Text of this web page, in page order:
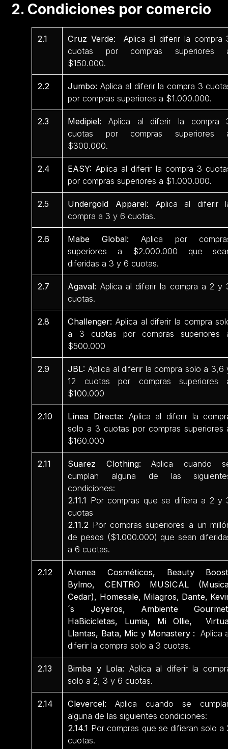
2. Condiciones por comercio
2.1 Cruz Verde: Aplica al diferir la compra
cuotas por compras superiores
$150.000.
2.2 Jumbo:Aplica al diferir la compra 3
por compras superiores a $1.000.000.
2.3 Medipiel: Aplica al diferir la compra
cuotas por compras superiores
$300.000.
2.4 EASY: Aplica al diferir la compra 3
por compras superiores a $1.000.000.
2.5 Undergold Apparel: Aplica al diferir
compra a 3 y 6 cuotas.
2.6 Mabe Global: Aplica por
superiores a $2.000.000 que
diferidas a 3 y 6 cuotas.
2.7 Agaval: Aplica al diferir la compra a 2 y
cuotas.
2.8 Challenger:Aplica al diferir la compra
a 3 cuotas por compras superiores
$500.000
2.9 JBL: Aplica al diferir la compra solo a 3,6
12 cuotas por compras superiores
$100.000
2.10 Línea Directa: Aplica al diferir la
solo a 3 cuotas por compras superiores
$160.000
2.11 Suarez Clothing:Aplica cuando
cumplan alguna de las
condiciones:
2.11.1 Por compras que se difiera a 2 y
cuotas
2.11.2 Por compras superiores a un
de pesos ($1.000.000) que sean
a 6 cuotas.
2.12
Atenea Cosméticos, Beauty
Bylmo, CENTRO MUSICAL
Cedar), Homesale, Milagros, Dante,
´s Joyeros, Ambiente
HaBicicletas, Lumia, Mi Ollie,
Llantas, Bata, Mic y Monastery :Aplica
diferir la compra solo a 3 cuotas.
2.13 Bimba y Lola: Aplica al diferir la
solo a 2, 3 y 6 cuotas.
2.14 Clevercel:Aplica cuando se
alguna de las siguientes condiciones:
2.14.1 Por compras que se difieran solo a
cuotas.